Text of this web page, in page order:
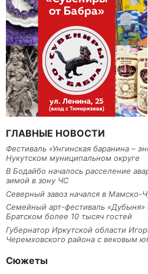
ГЛАВНЫЕ НОВОСТИ
Фестиваль «Унгинская баранина –
Нукутском муниципальном округе
В Бодайбо началось расселение
зимой в зону ЧС
Северный завоз начался в Мамско-
Семейный арт-фестиваль «Дубыня»
Братском более 10 тысяч гостей
Губернатор Иркутской области
Черемховского района с вековым
Сюжеты